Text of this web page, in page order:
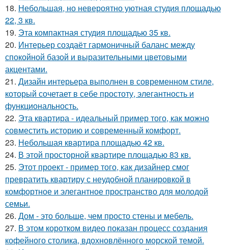
18. Небольшая, но невероятно уютная студия площадью
22, 3 кв.
19. Эта компактная студия площадью 35 кв.
20. Интерьер создаёт гармоничный баланс между
спокойной базой и выразительными цветовыми
акцентами.
21. Дизайн интерьера выполнен в современном стиле,
который сочетает в себе простоту, элегантность и
функциональность.
22. Эта квартира - идеальный пример того, как можно
совместить историю и современный комфорт.
23. Небольшая квартира площадью 42 кв.
24. В этой просторной квартире площадью 83 кв.
25. Этот проект - пример того, как дизайнер смог
превратить квартиру с неудобной планировкой в
комфортное и элегантное пространство для молодой
семьи.
26. Дом - это больше, чем просто стены и мебель.
27. В этом коротком видео показан процесс создания
кофейного столика, вдохновлённого морской темой.